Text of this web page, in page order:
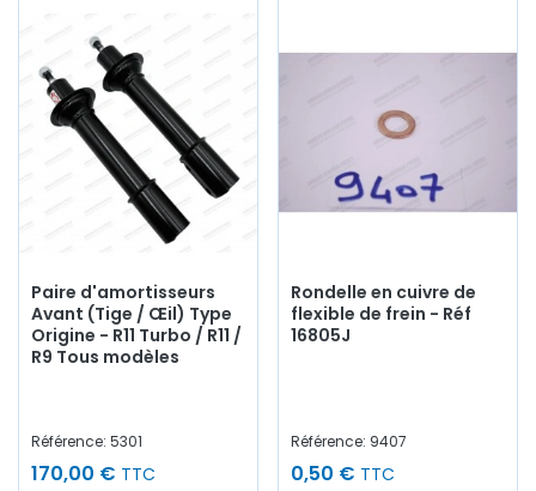
Paire d'amortisseurs
Avant (Tige / Œil) Type
Origine - R11 Turbo / R11 /
R9 Tous modèles
Référence: 5301
170,00 € TTC
Rondelle en cuivre de
flexible de frein - Réf
16805J
Référence: 9407
0,50 € TTC